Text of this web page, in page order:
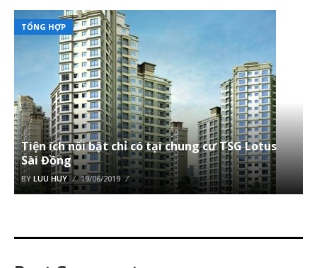
TỔNG HỢP
Tiện ích nổi bật chỉ có tại chung cư TSG Lotus
Sài Đồng
BY LUU HUY 19/06/2019